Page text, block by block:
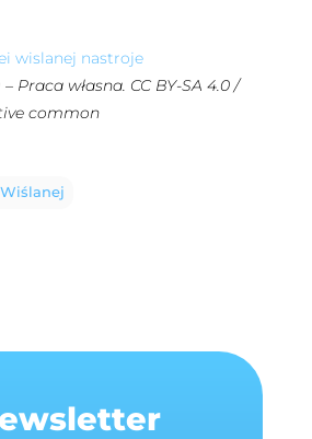
Praca własna. CC BY-SA 4.0 /
common